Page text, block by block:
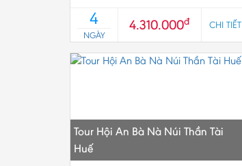
4
NGÀY
4.310.000đ CHI TIẾT
Tour Hội An Bà Nà Núi Thần Tài
Huế